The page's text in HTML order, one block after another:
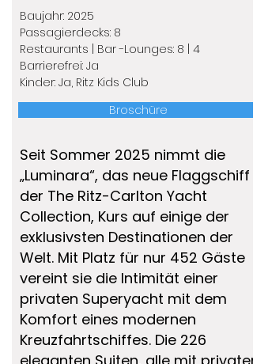
Baujahr: 2025
Passagierdecks: 8
Restaurants | Bar -Lounges: 8 | 4
Barrierefrei: Ja
Kinder: Ja, Ritz Kids Club
Broschüre
Seit Sommer 2025 nimmt die
„Luminara“, das neue Flaggschiff
der The Ritz-Carlton Yacht
Collection, Kurs auf einige der
exklusivsten Destinationen der
Welt. Mit Platz für nur 452 Gäste
vereint sie die Intimität einer
privaten Superyacht mit dem
Komfort eines modernen
Kreuzfahrtschiffes. Die 226